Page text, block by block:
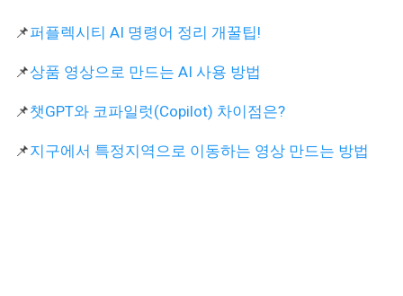
📌퍼플렉시티 AI 명령어 정리 개꿀팁!
📌상품 영상으로 만드는 AI 사용 방법
📌챗GPT와 코파일럿(Copilot) 차이점은?
📌지구에서 특정지역으로 이동하는 영상 만드는 방법